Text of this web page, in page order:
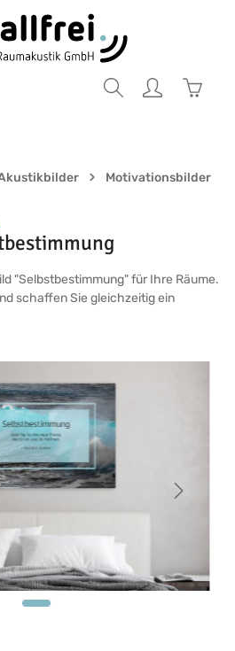
Motivationsbilder
von 0 von 5 Sternen
"Selbstbestimmung" für Ihre Räume.
schaffen Sie gleichzeitig ein